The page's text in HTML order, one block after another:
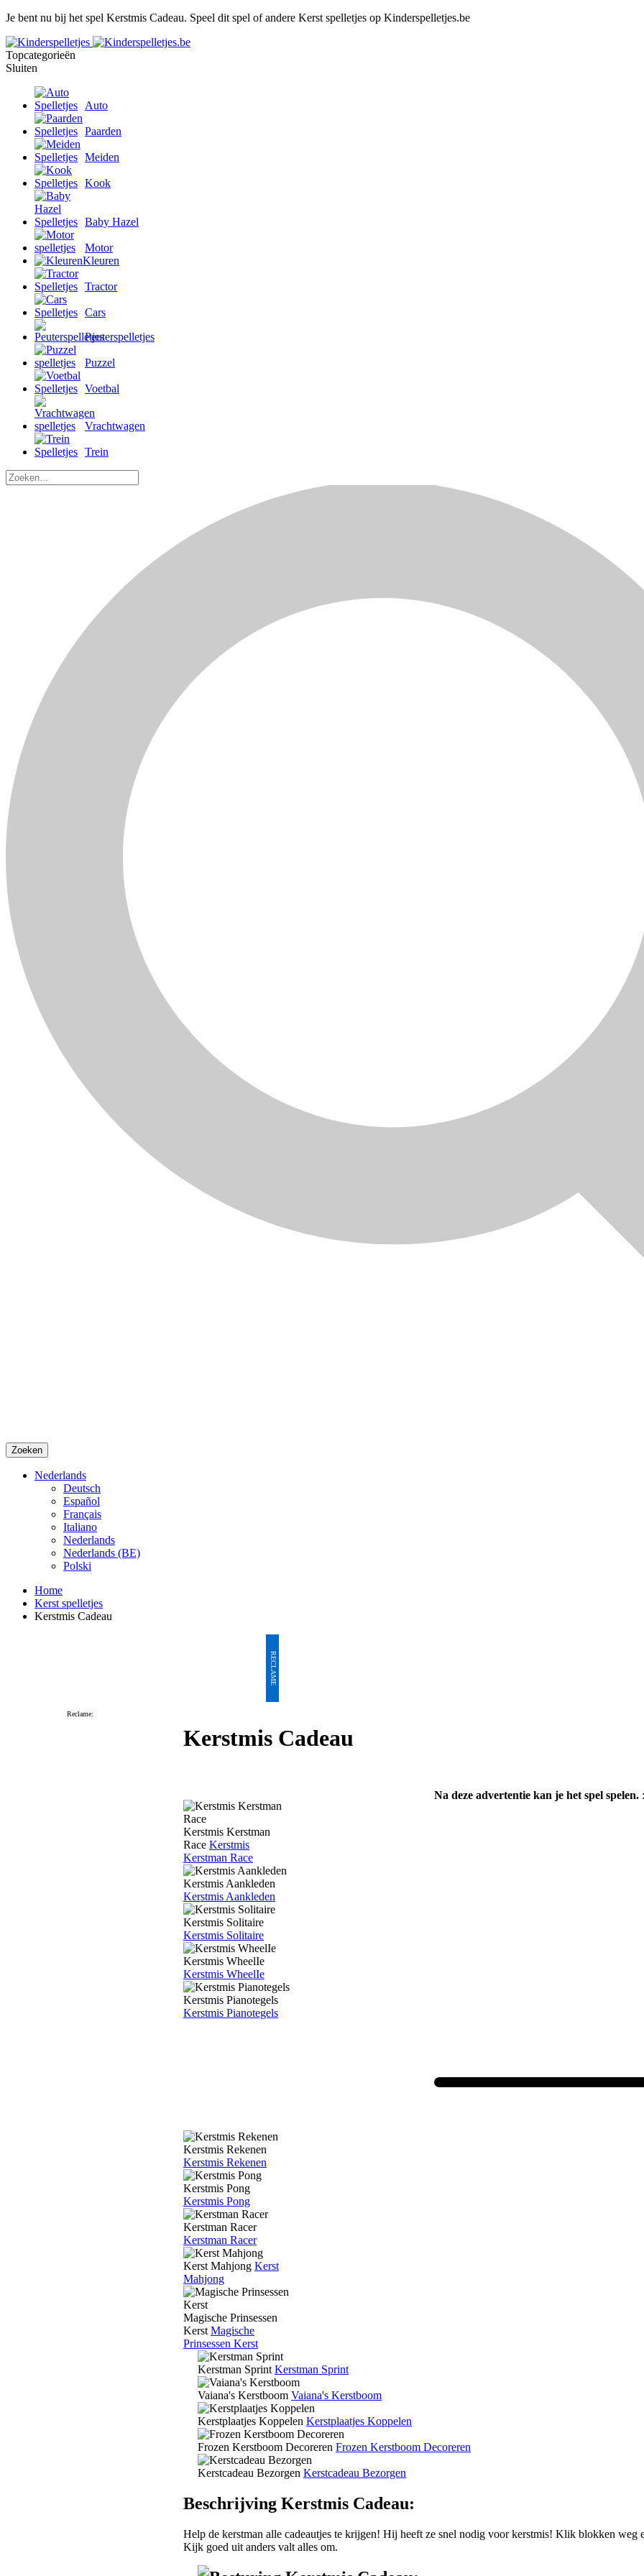
Je bent nu bij het spel Kerstmis Cadeau. Speel dit spel of andere Kerst spelletjes op Kinderspelletjes.be
Topcategorieën
Sluiten
Auto
Paarden
Meiden
Kook
Baby Hazel
Motor
Kleuren
Tractor
Cars
Peuterspelletjes
Puzzel
Voetbal
Vrachtwagen
Trein
Zoeken
Nederlands
Deutsch
Español
Français
Italiano
Nederlands
Nederlands (BE)
Polski
Home
Kerst spelletjes
Kerstmis Cadeau
RECLAME
Reclame:
Kerstmis Cadeau
Kerstmis Kerstman
Race Kerstmis
Kerstman Race
Kerstmis Aankleden
Kerstmis Aankleden
Kerstmis Solitaire
Kerstmis Solitaire
Kerstmis WheelIe
Kerstmis WheelIe
Kerstmis Pianotegels
Kerstmis Pianotegels
Na deze advertentie kan je het spel spelen. :
Kerstmis Rekenen
Kerstmis Rekenen
Kerstmis Pong
Kerstmis Pong
Kerstman Racer
Kerstman Racer
Kerst Mahjong Kerst
Mahjong
Magische Prinsessen
Kerst Magische
Prinsessen Kerst
Kerstman Sprint Kerstman Sprint
Vaiana's Kerstboom Vaiana's Kerstboom
Kerstplaatjes Koppelen Kerstplaatjes Koppelen
Frozen Kerstboom Decoreren Frozen Kerstboom Decoreren
Kerstcadeau Bezorgen Kerstcadeau Bezorgen
Beschrijving Kerstmis Cadeau:
Help de kerstman alle cadeautjes te krijgen! Hij heeft ze snel nodig voor kerstmis! Klik blokken weg
Kijk goed uit anders valt alles om.